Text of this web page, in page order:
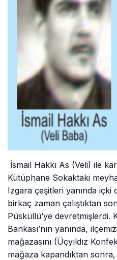
İsmail Hakkı As (Veli) ile
Kütüphane Sokaktaki
Izgara çeşitleri yanında içki
birkaç zaman çalıştıktan
Püsküllü’ye devretmişlerdi.
Bankası’nın yanında,
mağazasını (Üçyıldız
mağaza kapandıktan sonra,